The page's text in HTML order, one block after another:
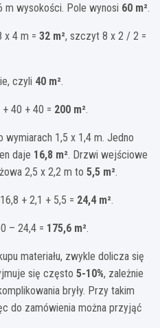
m wysokości. Pole wynosi 60 m².
x 4 m = 32 m², szczyt 8 x 2 / 2 =
czyli 40 m².
40 + 40 = 200 m².
wymiarach 1,5 x 1,4 m. Jedno
daje 16,8 m². Drzwi wejściowe
2,5 x 2,2 m to 5,5 m².
+ 2,1 + 5,5 = 24,4 m².
– 24,4 = 175,6 m².
materiału, zwykle dolicza się
się często 5-10%, zależnie
bryły. Przy takim
do zamówienia można przyjąć